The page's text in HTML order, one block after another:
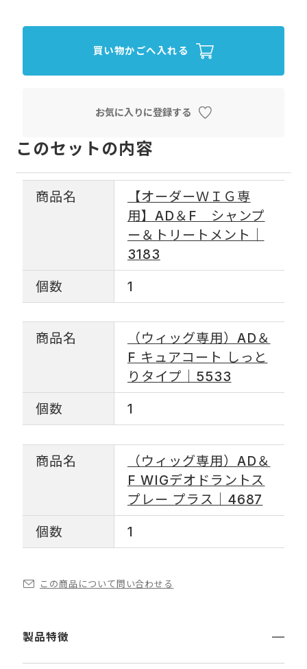
買い物かごへ入れる
お気に入りに登録する
このセットの内容
商品名
【オーダーＷＩＧ専
用】AD＆F シャンプ
ー＆トリートメント｜
3183
個数
1
商品名
（ウィッグ専用）AD＆
F キュアコート しっと
りタイプ｜5533
個数
1
商品名
（ウィッグ専用）AD＆
F WIGデオドラントス
プレー プラス｜4687
個数
1
この商品について問い合わせる
製品特徴